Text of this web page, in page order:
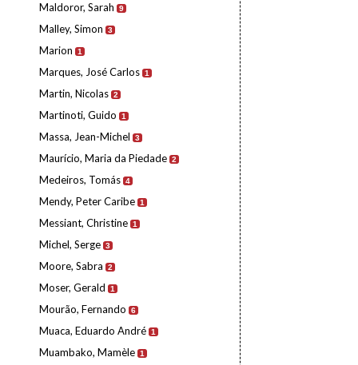
Maldoror, Sarah 9
Malley, Simon 3
Marion 1
Marques, José Carlos 1
Martin, Nicolas 2
Martinoti, Guido 1
Massa, Jean-Michel 3
Maurício, Maria da Piedade 2
Medeiros, Tomás 4
Mendy, Peter Caribe 1
Messiant, Christine 1
Michel, Serge 3
Moore, Sabra 2
Moser, Gerald 1
Mourão, Fernando 6
Muaca, Eduardo André 1
Muambako, Mamèle 1